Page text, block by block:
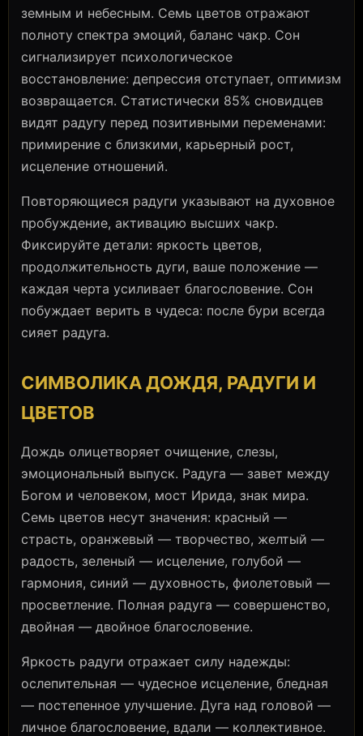
земным и небесным. Семь цветов отражают
полноту спектра эмоций, баланс чакр. Сон
сигнализирует психологическое
восстановление: депрессия отступает, оптимизм
возвращается. Статистически 85% сновидцев
видят радугу перед позитивными переменами:
примирение с близкими, карьерный рост,
исцеление отношений.
Повторяющиеся радуги указывают на духовное
пробуждение, активацию высших чакр.
Фиксируйте детали: яркость цветов,
продолжительность дуги, ваше положение —
каждая черта усиливает благословение. Сон
побуждает верить в чудеса: после бури всегда
сияет радуга.
СИМВОЛИКА ДОЖДЯ, РАДУГИ И
ЦВЕТОВ
Дождь олицетворяет очищение, слезы,
эмоциональный выпуск. Радуга — завет между
Богом и человеком, мост Ирида, знак мира.
Семь цветов несут значения: красный —
страсть, оранжевый — творчество, желтый —
радость, зеленый — исцеление, голубой —
гармония, синий — духовность, фиолетовый —
просветление. Полная радуга — совершенство,
двойная — двойное благословение.
Яркость радуги отражает силу надежды:
ослепительная — чудесное исцеление, бледная
— постепенное улучшение. Дуга над головой —
личное благословение, вдали — коллективное.